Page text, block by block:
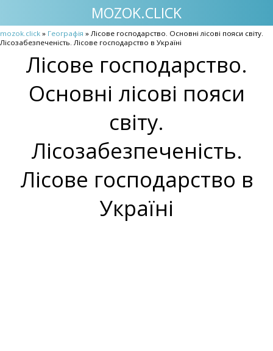
MOZOK.CLICK
mozok.click » Географія » Лісове господарство. Основні лісові пояси світу.
Лісозабезпеченість. Лісове господарство в Україні
Лісове господарство.
Основні лісові пояси
світу.
Лісозабезпеченість.
Лісове господарство в
Україні